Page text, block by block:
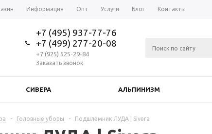
Информация Опт Услуги Блог Контакты
+7 (495) 937-77-76
+7 (499) 277-20-08
+7 (925) 525-29-84
Заказать звонок
СИВЕРА АЛЬПИНИЗМ
- Головные уборы - Подшлемник ЛУДА | Sivera